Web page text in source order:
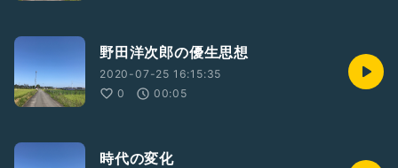
野田洋次郎の優生思想
2020-07-25 16:15:35
0
00:05
時代の変化